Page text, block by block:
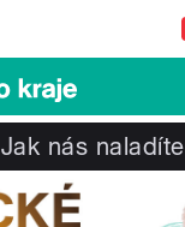
Jak nás naladíte